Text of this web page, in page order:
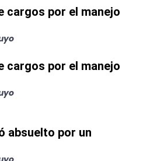
cargos por el manejo
cargos por el manejo
absuelto por un